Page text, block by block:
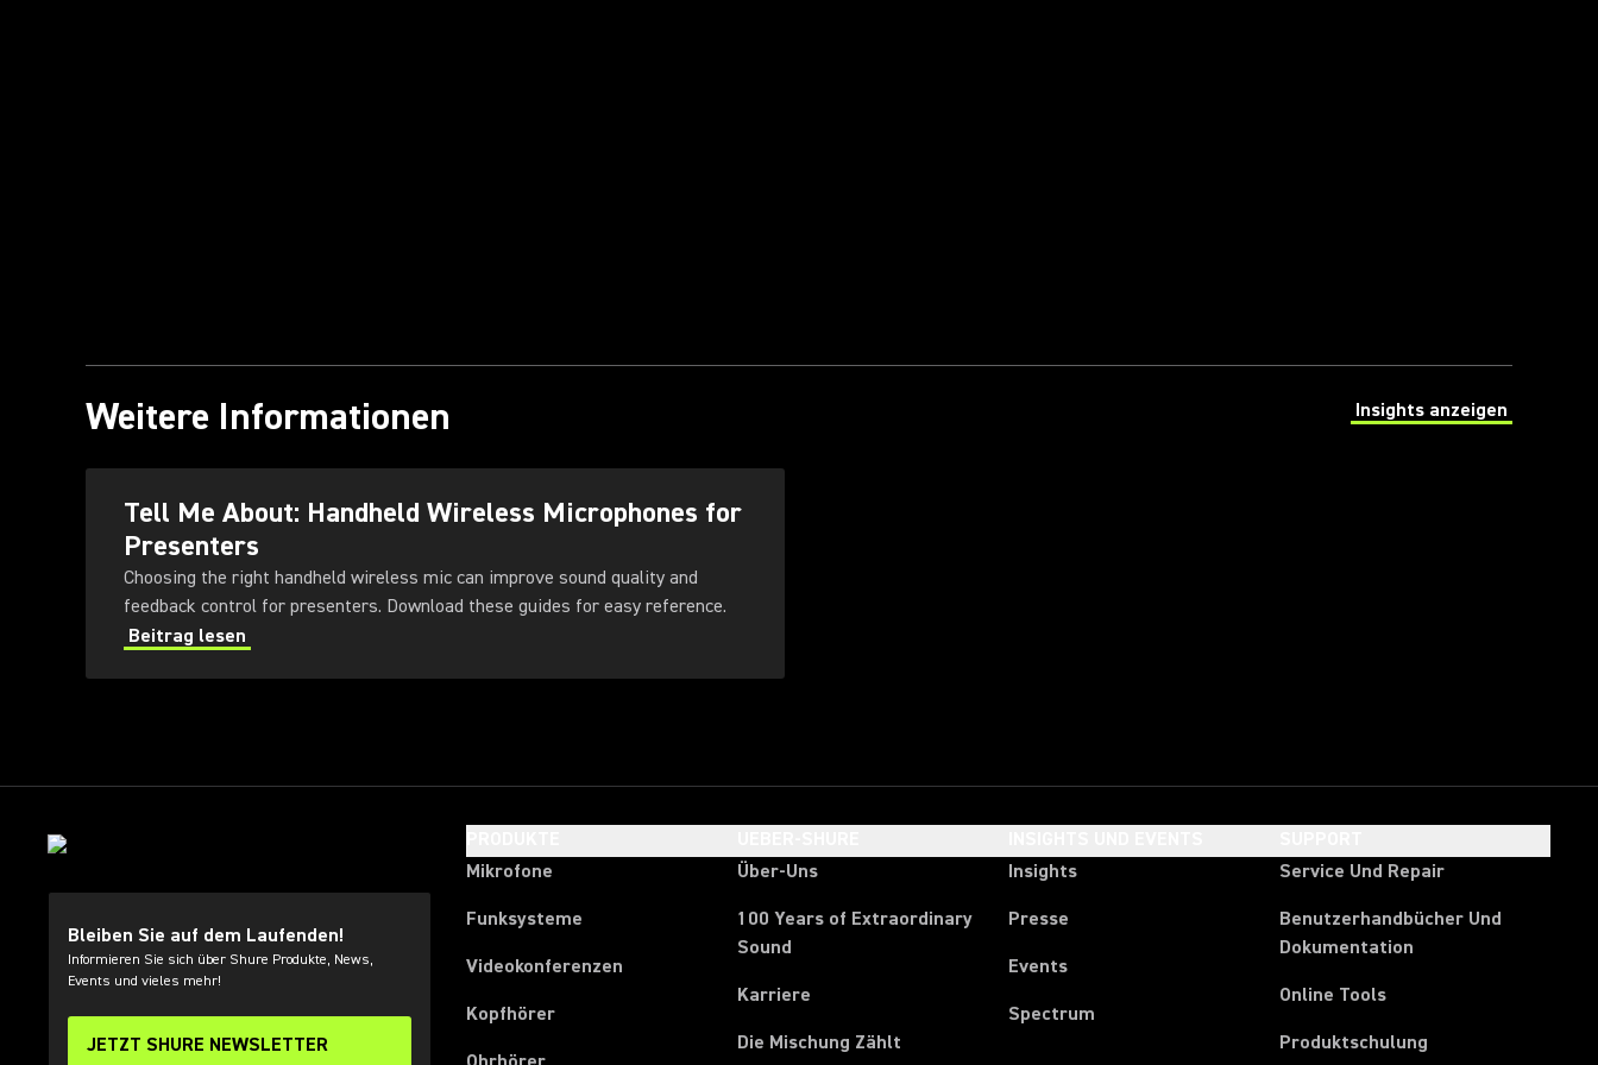
Weitere Informationen Insights anzeigen
(Opens in a new tab)
Tell Me About: Handheld Wireless Microphones for
Presenters
Choosing the right handheld wireless mic can improve sound quality and
feedback control for presenters. Download these guides for easy reference.
Beitrag lesen
Bleiben Sie auf dem Laufenden!
Informieren Sie sich über Shure Produkte, News,
Events und vieles mehr!
JETZT SHURE NEWSLETTER
Mikrofone
Funksysteme
Videokonferenzen
Kopfhörer
Über-Uns
100 Years of Extraordinary
Sound
Karriere
Die Mischung Zählt
Insights
Presse
Events
Spectrum
Service Und Repair
Benutzerhandbücher Und
Dokumentation
Online Tools
Produktschulung